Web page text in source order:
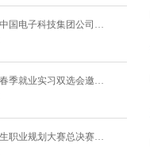
【北洋园校区】中国电子科技集团公司第十四研究所信息处理研究部提前批招聘宣讲
天津大学2026年春季就业实习双选会邀请函
第三届全国大学生职业规划大赛总决赛专场招聘会暨“千校万企供需对接会”